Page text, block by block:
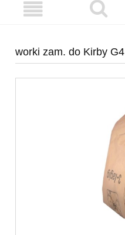
worki zam. do Kirby G4